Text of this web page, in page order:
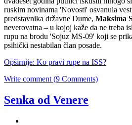
ruskim novinama 'Novosti' osvanula
predstavnika državne Dume, Maksima
neverovatna – u kojoj kaže da ne treba
rupu na brodu 'Sojuz MS-09' koji se
psihički nestabilan član posade.
Opširnije: Ko pravi rupe na ISS?
Write comment (9 Comments)
Senka od Venere